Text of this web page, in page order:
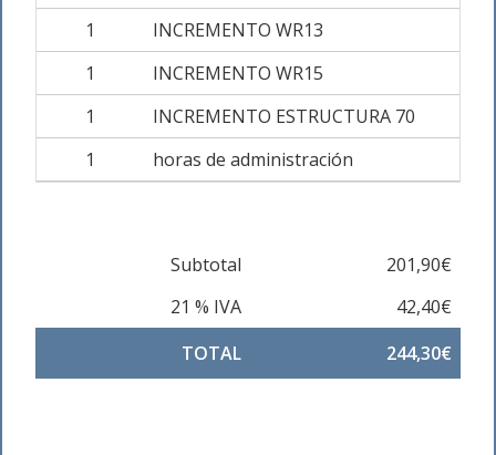
1
INCREMENTO WR13
1
INCREMENTO WR15
1
INCREMENTO ESTRUCTURA 70
1
horas de administración
Subtotal
201,90€
21 % IVA
42,40€
TOTAL
244,30€